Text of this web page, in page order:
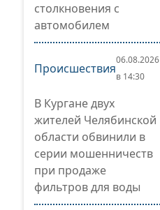
столкновения с
автомобилем
Происшествия
06.08.2026
в 14:30
В Кургане двух
жителей Челябинской
области обвинили в
серии мошенничеств
при продаже
фильтров для воды